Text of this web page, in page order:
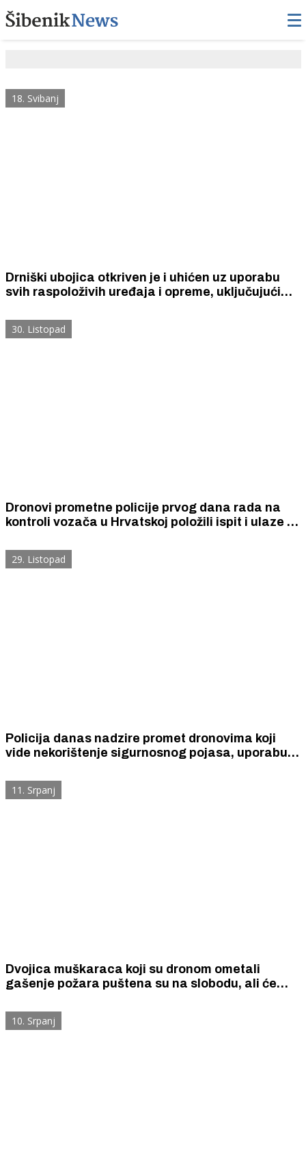
18. Svibanj
Drniški ubojica otkriven je i uhićen uz uporabu
svih raspoloživih uređaja i opreme, uključujući
vatrenim oružjem i nožem.
30. Listopad
Dronovi prometne policije prvog dana rada na
kontroli vozača u Hrvatskoj položili ispit i ulaze u
ne može promaći.
29. Listopad
Policija danas nadzire promet dronovima koji
vide nekorištenje sigurnosnog pojasa, uporabu
pretjecanje, nepoštivanja prometnih znakova...
11. Srpanj
Dvojica muškaraca koji su dronom ometali
gašenje požara puštena su na slobodu, ali će
10. Srpanj